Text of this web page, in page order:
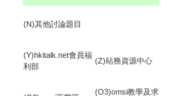
(N)其他討論題目
(Y)hkitalk.net會員福
利部
(Z)站務資源中心
(O3)omsi教學及求